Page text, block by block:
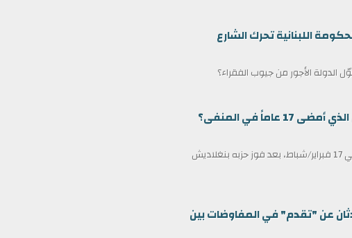
اللبنانية تحرك الشارع
الدولة الأجور من جيوب الفقراء؟
في المنفى؟
أدى طارق رحمن اليمين كرئيس وزراء لبنغلاديش في 17 فبراير/شباط، بعد فوز حزبه بنغلاديش
عن "تقدم" في المفاوضات بين